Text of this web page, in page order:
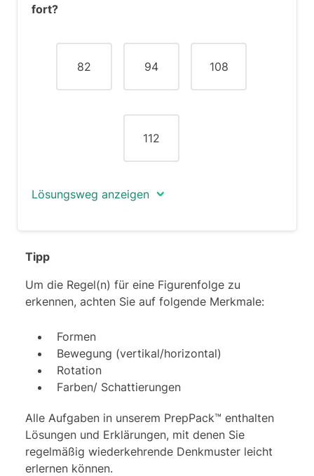
fort?
82 94 108
112
Lösungsweg anzeigen
3 ⋅ n2 - wobei n in jedem Schritt um den
Wert 1 zunimmt: n= 2, 3, 4…
3 ⋅ 32 = 3 ⋅ (3 ⋅ 3) = 3 ⋅ 9 = 27
3 ⋅ 42 = 3 ⋅ (4 ⋅ 4) = 3 ⋅ 16 = 48
3 ⋅ 52 = 3 ⋅ (5 ⋅ 5) = 3 ⋅ 25 = 75
Daher: 3 ⋅ 62 = 3 ⋅ (6 ⋅ 6) = 3 ⋅ 36 = 108
Tipp
Um die Regel(n) für eine Figurenfolge zu
erkennen, achten Sie auf folgende Merkmale:
Formen
Bewegung (vertikal/horizontal)
Rotation
Farben/ Schattierungen
Alle Aufgaben in unserem PrepPack™ enthalten
Lösungen und Erklärungen, mit denen Sie
regelmäßig wiederkehrende Denkmuster leicht
erlernen können.